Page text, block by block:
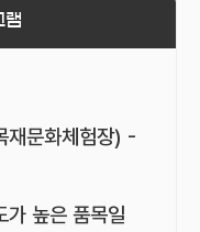
램
재문화체험장) -
높은 품목일